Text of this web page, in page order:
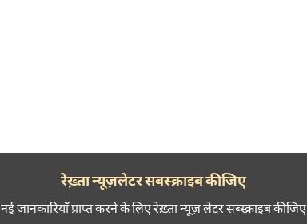
रेख़्ता न्यूज़लेटर सबस्क्राइब कीजिए
नई जानकारियाँ प्राप्त करने के लिए रेख़्ता न्यूज़ लेटर सब्स्क्राइब कीजिए